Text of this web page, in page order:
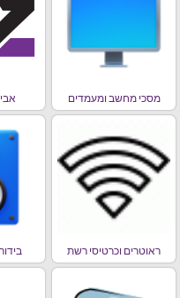
מסכי מחשב ומעמדים
ראוטרים וכרטיסי רשת